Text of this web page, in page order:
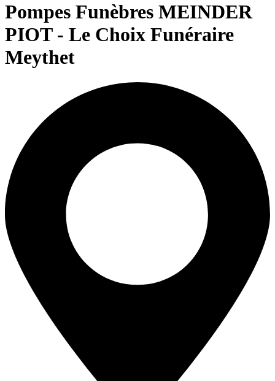
Pompes Funèbres MEINDER
PIOT - Le Choix Funéraire
Meythet